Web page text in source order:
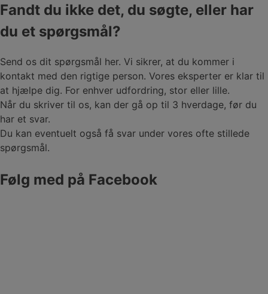
Fandt du ikke det, du søgte, eller har
du et spørgsmål?
Send os dit spørgsmål her. Vi sikrer, at du kommer i
kontakt med den rigtige person. Vores eksperter er klar til
at hjælpe dig. For enhver udfordring, stor eller lille.
Når du skriver til os, kan der gå op til 3 hverdage, før du
har et svar.
Du kan eventuelt også få svar under vores ofte stillede
spørgsmål.
Følg med på Facebook